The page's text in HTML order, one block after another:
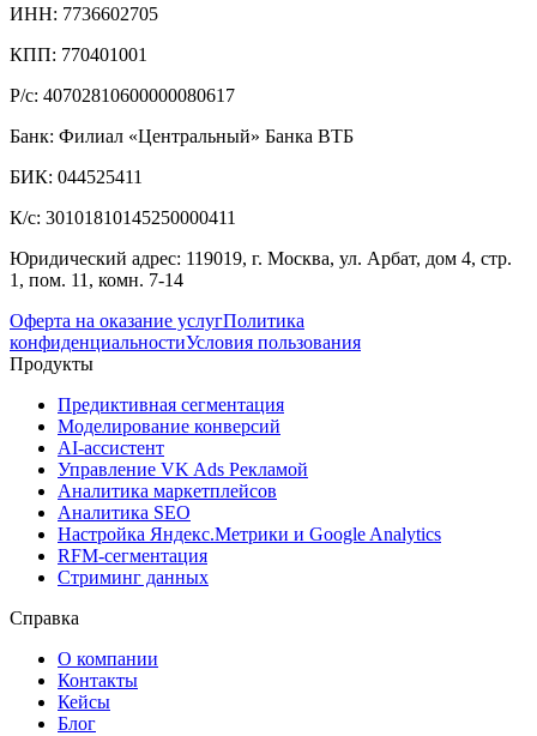
ИНН: 7736602705
КПП: 770401001
Р/с: 40702810600000080617
Банк: Филиал «Центральный» Банка ВТБ
БИК: 044525411
К/с: 30101810145250000411
Юридический адрес: 119019, г. Москва, ул. Арбат, дом 4, стр.
1, пом. 11, комн. 7-14
Оферта на оказание услугПолитика
конфиденциальностиУсловия пользования
Продукты
Предиктивная сегментация
Моделирование конверсий
AI-ассистент
Управление VK Ads Рекламой
Аналитика маркетплейсов
Аналитика SEO
Настройка Яндекс.Метрики и Google Analytics
RFM-сегментация
Cтриминг данных
Справка
О компании
Контакты
Кейсы
Блог